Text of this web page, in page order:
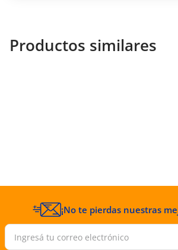
Productos similares
¡No te pierdas nuestras